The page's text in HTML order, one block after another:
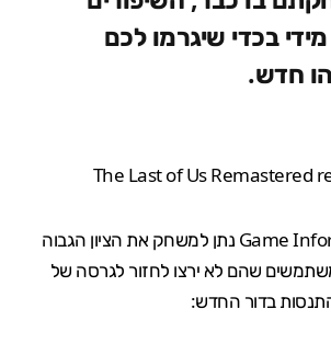
בכדי שיגרמו לכם
חדש.
Game נתן למשחק את הציון הגבוה
שהם לא ירצו לחזור לגרסה של
בדור החדש: